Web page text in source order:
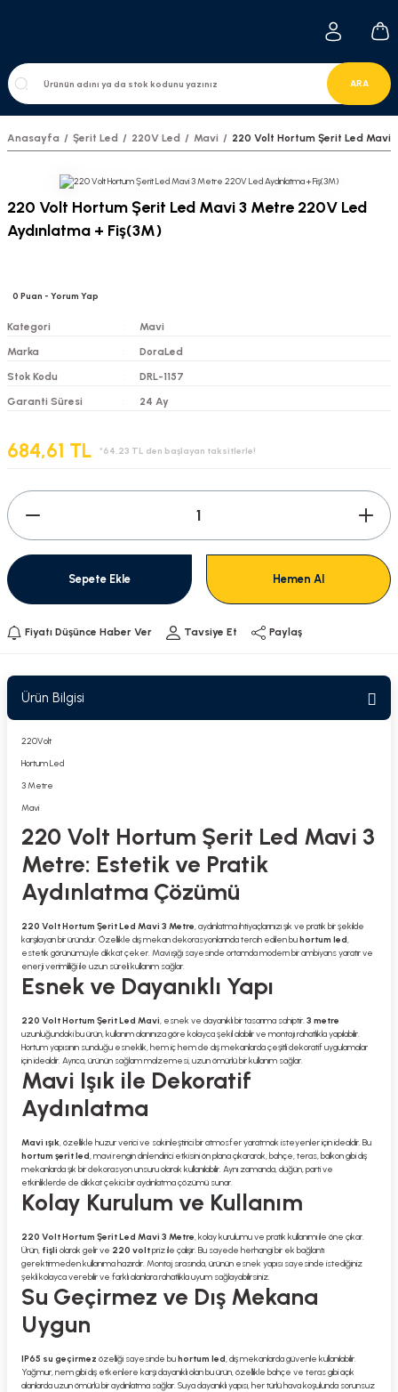
ARA
Anasayfa Şerit Led 220V Led Mavi 220 Volt Hortum Şerit Led Mavi
220 Volt Hortum Şerit Led Mavi 3 Metre 220V Led
Aydınlatma + Fiş(3M)
0 Puan - Yorum Yap
Kategori
Mavi
Marka
DoraLed
Stok Kodu
DRL-1157
Garanti Süresi
24 Ay
684,61 TL *64,23 TL den başlayan taksitlerle!
Sepete Ekle Hemen Al
Fiyatı Düşünce Haber Ver Tavsiye Et Paylaş
Ürün Bilgisi
220Volt
Hortum Led
3 Metre
Mavi
220 Volt Hortum Şerit Led Mavi 3
Metre: Estetik ve Pratik
Aydınlatma Çözümü
220 Volt Hortum Şerit Led Mavi 3 Metre, aydınlatma ihtiyaçlarınızı şık ve pratik bir şekilde
karşılayan bir üründür. Özellikle dış mekan dekorasyonlarında tercih edilen buhortum led,
estetik görünümüyle dikkat çeker. Mavi ışığı sayesinde ortamda modern bir ambiyans yaratır ve
enerji verimliliği ile uzun süreli kullanım sağlar.
Esnek ve Dayanıklı Yapı
220 Volt Hortum Şerit Led Mavi, esnek ve dayanıklı bir tasarıma sahiptir. 3 metre
uzunluğundaki bu ürün, kullanım alanınıza göre kolayca şekil alabilir ve montajı rahatlıkla yapılabilir.
Hortum yapısının sunduğu esneklik, hem iç hem de dış mekanlarda çeşitli dekoratif uygulamalar
için idealdir. Ayrıca, ürünün sağlam malzemesi, uzun ömürlü bir kullanım sağlar.
Mavi Işık ile Dekoratif
Aydınlatma
Mavi ışık, özellikle huzur verici ve sakinleştirici bir atmosfer yaratmak isteyenler için idealdir. Bu
hortum şerit led, mavi rengin dinlendirici etkisini ön plana çıkararak, bahçe, teras, balkon gibi dış
mekanlarda şık bir dekorasyon unsuru olarak kullanılabilir. Aynı zamanda, düğün, parti ve
etkinliklerde de dikkat çekici bir aydınlatma çözümü sunar.
Kolay Kurulum ve Kullanım
220 Volt Hortum Şerit Led Mavi 3 Metre, kolay kurulumu ve pratik kullanımı ile öne çıkar.
Ürün, fişli olarak gelir ve 220 voltpriz ile çalışır. Bu sayede herhangi bir ek bağlantı
gerektirmeden kullanıma hazırdır. Montaj sırasında, ürünün esnek yapısı sayesinde istediğiniz
şekli kolayca verebilir ve farklı alanlara rahatlıkla uyum sağlayabilirsiniz.
Su Geçirmez ve Dış Mekana
Uygun
IP65 su geçirmez özelliği sayesinde buhortum led, dış mekanlarda güvenle kullanılabilir.
Yağmur, nem gibi dış etkenlere karşı dayanıklı olan bu ürün, özellikle bahçe ve teras gibi açık
alanlarda uzun ömürlü bir aydınlatma sağlar. Suya dayanıklı yapısı, her türlü hava koşulunda sorunsuz